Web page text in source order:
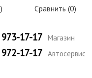
) Сравнить (0)
17-17 Магазин
17-17 Автосервис